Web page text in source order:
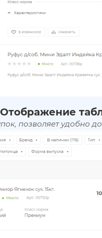
Отображение
позволяет удобно